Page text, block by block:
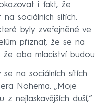
i fakt, že
na sociálních sítích.
byly zveřejněné ve
přiznat, že se na
že oba mladiství budou
se na sociálních sítích
Nohema. „Moje
nejlaskavějších duší,“